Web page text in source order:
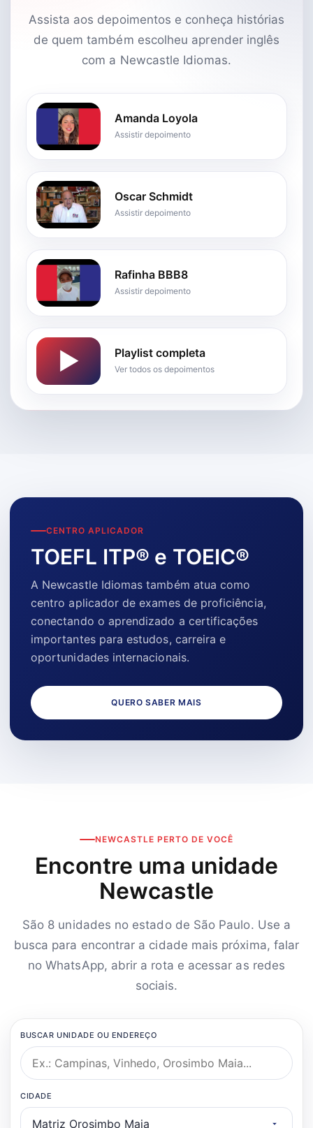
Assista aos depoimentos e conheça histórias
de quem também escolheu aprender inglês
com a Newcastle Idiomas.
Amanda Loyola
Assistir depoimento
Oscar Schmidt
Assistir depoimento
Rafinha BBB8
Assistir depoimento
Playlist completa
Ver todos os depoimentos
CENTRO APLICADOR
TOEFL ITP® e TOEIC®
A Newcastle Idiomas também atua como
centro aplicador de exames de proficiência,
conectando o aprendizado a certificações
importantes para estudos, carreira e
oportunidades internacionais.
QUERO SABER MAIS
NEWCASTLE PERTO DE VOCÊ
Encontre uma unidade
Newcastle
São 8 unidades no estado de São Paulo. Use a
busca para encontrar a cidade mais próxima, falar
no WhatsApp, abrir a rota e acessar as redes
sociais.
BUSCAR UNIDADE OU ENDEREÇO
CIDADE